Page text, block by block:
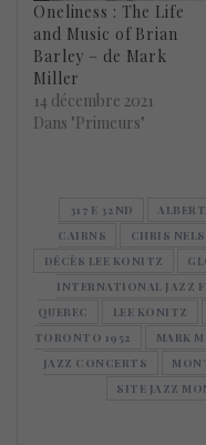
Oneliness : The Life
and Music of Brian
Barley – de Mark
Miller
14 décembre 2021
Dans "Primeurs"
317 E 32ND
CAIRNS
CHRIS
DÉCÈS LEE KONITZ
INTERNATIONAL JAZZ
QUEBEC
LEE KONITZ
TORONTO 1952
MARK
JAZZ CONCERTS
SITE JAZZ